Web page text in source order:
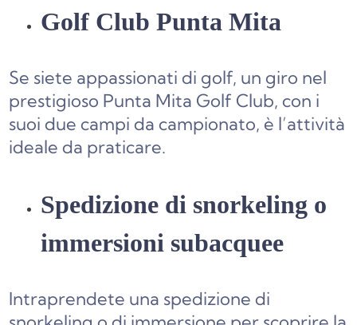
Golf Club Punta Mita
Se siete appassionati di golf, un giro nel
prestigioso Punta Mita Golf Club, con i
suoi due campi da campionato, è l’attività
ideale da praticare.
Spedizione di snorkeling o
immersioni subacquee
Intraprendete una spedizione di